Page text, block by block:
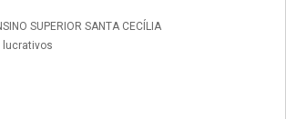
SUPERIOR SANTA CECÍLIA
lucrativos